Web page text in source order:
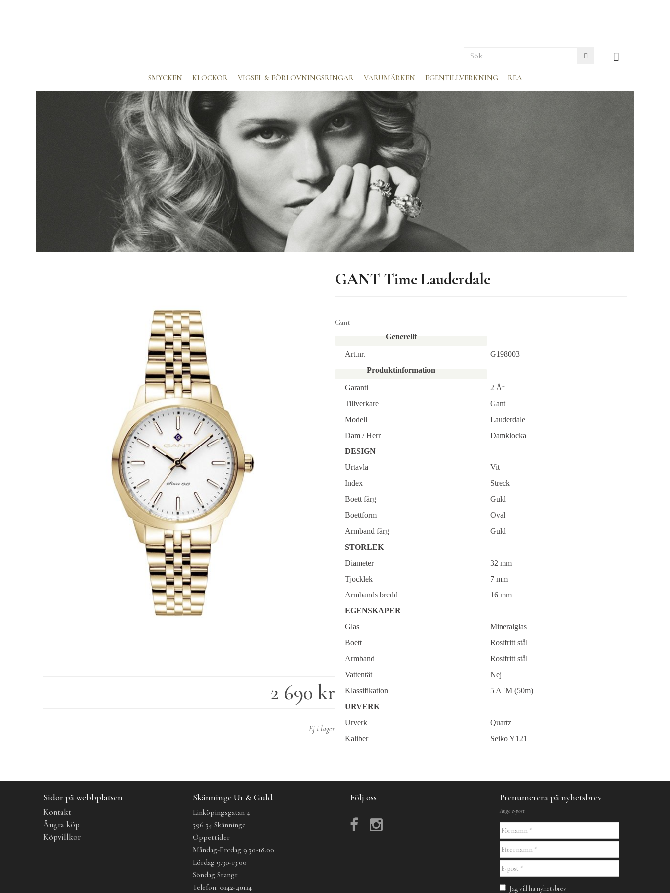
SMYCKEN KLOCKOR VIGSEL & FÖRLOVNINGSRINGAR VARUMÄRKEN EGENTILLVERKNING REA
GANT Time Lauderdale
Gant
Generellt
Art.nr.
G198003
Produktinformation
Garanti
2 År
Tillverkare
Gant
Modell
Lauderdale
Dam / Herr
Damklocka
DESIGN
Urtavla
Vit
Index
Streck
Boett färg
Guld
Boettform
Oval
Armband färg
Guld
STORLEK
Diameter
32 mm
Tjocklek
7 mm
Armbands bredd
16 mm
EGENSKAPER
Glas
Mineralglas
Boett
Rostfritt stål
Armband
Rostfritt stål
Vattentät
Nej
Klassifikation
5 ATM (50m)
URVERK
Urverk
Quartz
Kaliber
Seiko Y121
2 690 kr
Ej i lager
Sidor på webbplatsen
Kontakt
Ångra köp
Köpvillkor
Skänninge Ur & Guld
Linköpingsgatan 4
596 34 Skänninge
Öppettider
Måndag-Fredag 9.30-18.00
Lördag 9.30-13.00
Söndag Stängt
Telefon: 0142-40114
Följ oss Prenumerera på nyhetsbrev
Ange e-post
Jag vill ha nyhetsbrev